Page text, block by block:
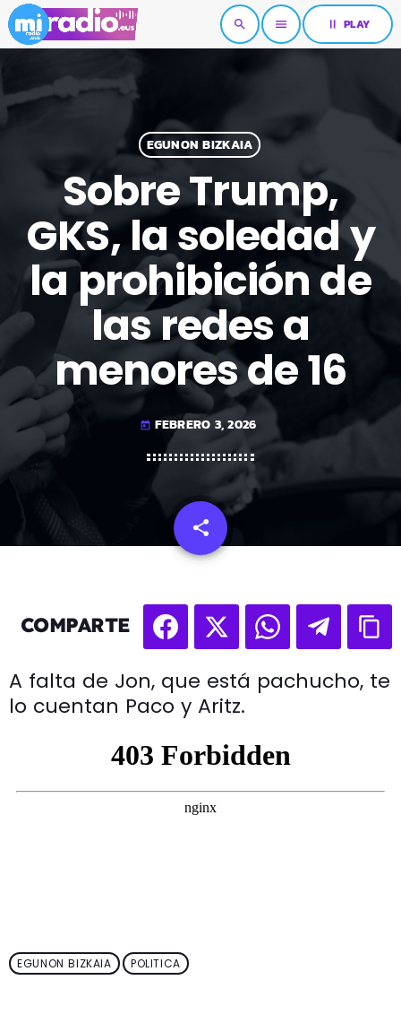
search menu pause PLAY
EGUNON BIZKAIA
Sobre Trump,
GKS, la soledad y
la prohibición de
las redes a
menores de 16
today FEBRERO 3, 2026
share
email
COMPARTE
A falta de Jon, que está pachucho, te
lo cuentan Paco y Aritz.
EGUNON BIZKAIA POLITICA